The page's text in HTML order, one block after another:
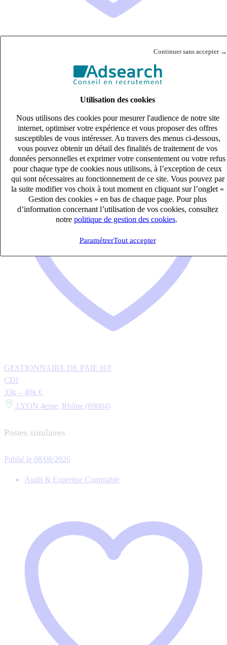
Continuer sans accepter →
Utilisation des cookies
Nous utilisons des cookies pour mesurer l'audience de notre site
internet, optimiser votre expérience et vous proposer des offres
susceptibles de vous intéresser. Au travers des menus ci-dessous,
vous pouvez obtenir un détail des finalités de traitement de vos
données personnelles et exprimer votre consentement ou votre refus
pour chaque type de cookies nous utilisons, à l’exception de ceux
qui sont nécessaires au fonctionnement de ce site. Vous pouvez par
la suite modifier vos choix à tout moment en cliquant sur l’onglet «
Gestion des cookies » en bas de chaque page. Pour plus
d’information concernant l’utilisation de vos cookies, consultez
notre politique de gestion des cookies
ParamétrerTout accepter
Audit & Expertise Comptable
GESTIONNAIRE DE PAIE H/F
CDI
33k – 40k €
LYON 4eme, Rhône (69004)
Postes similaires
Publié le 08/08/2026
Audit & Expertise Comptable